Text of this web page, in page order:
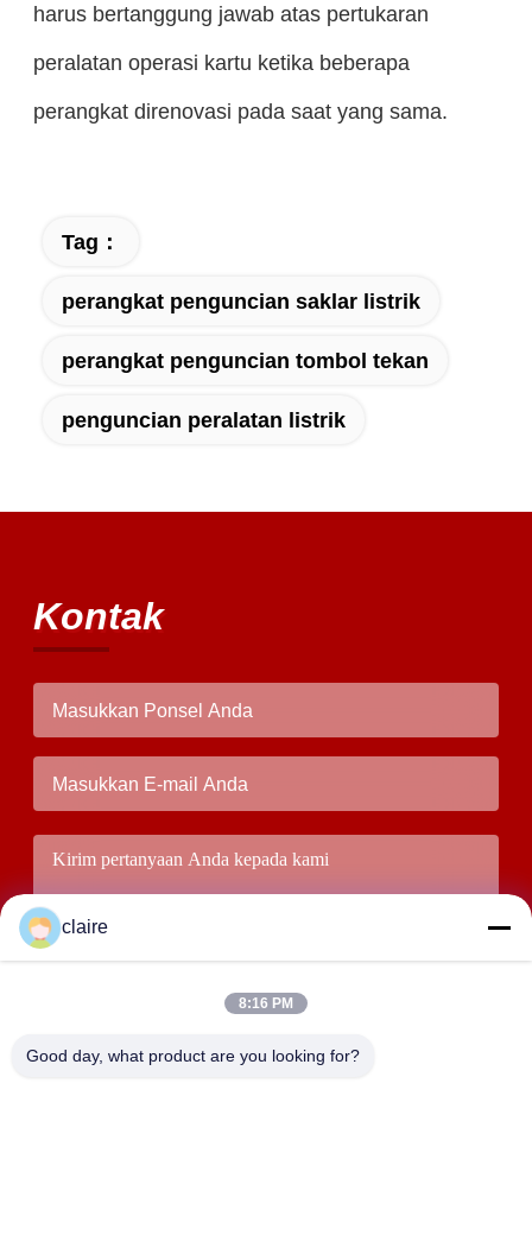
harus bertanggung jawab atas pertukaran
peralatan operasi kartu ketika beberapa
perangkat direnovasi pada saat yang sama.
Tag：
perangkat penguncian saklar listrik
perangkat penguncian tombol tekan
penguncian peralatan listrik
Kontak
claire
8:16 PM
Good day, what product are you looking for?